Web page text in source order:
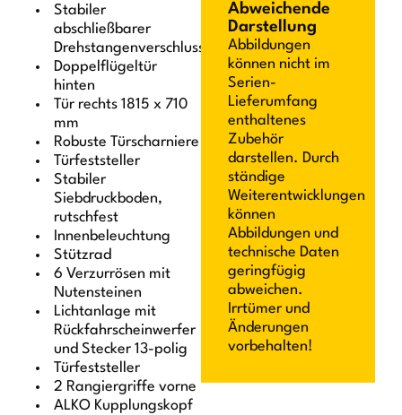
Stabiler
abschließbarer
Drehstangenverschluss
Doppelflügeltür
hinten
Tür rechts 1815 x 710
mm
Robuste Türscharniere
Türfeststeller
Stabiler
Siebdruckboden,
rutschfest
Innenbeleuchtung
Stützrad
6 Verzurrösen mit
Nutensteinen
Lichtanlage mit
Rückfahrscheinwerfer
und Stecker 13-polig
Türfeststeller
2 Rangiergriffe vorne
ALKO Kupplungskopf
Abweichende
Darstellung
Abbildungen
können nicht im
Serien-
Lieferumfang
enthaltenes
Zubehör
darstellen. Durch
ständige
Weiterentwicklungen
können
Abbildungen und
technische Daten
geringfügig
abweichen.
Irrtümer und
Änderungen
vorbehalten!